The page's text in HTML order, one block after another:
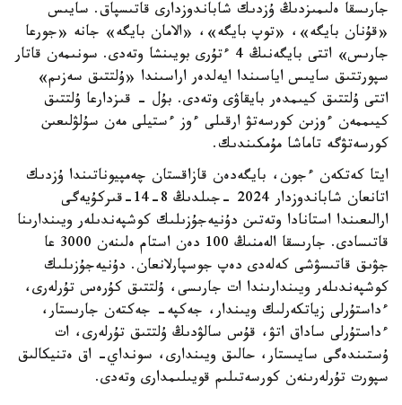
جارىسقا ەلىمىزدىڭ ۇزدىك شاباندوزدارى قاتىسپاق. سايىس
«قۇنان بايگە»، «توپ بايگە»، «الامان بايگە» جانە «جورعا
جارىس» اتتى بايگەنىڭ 4 ءتۇرى بويىنشا وتەدى. سونىمەن قاتار
سپورتتىق سايىس اياسىندا ايەلدەر اراسىندا «ۇلتتىق سەزىم»
اتتى ۇلتتىق كيىمدەر بايقاۋى وتەدى. بۇل - قىزدارعا ۇلتتىق
كيىممەن ءوزىن كورسەتۋ ارقىلى ءوز ءستيلى مەن سۇلۋلىعىن
كورسەتۋگە تاماشا مۇمكىندىك.
ايتا كەتكەن ءجون، بايگەدەن قازاقستان چەمپيوناتىندا ۇزدىك
اتانعان شاباندوزدار 2024 -جىلدىڭ 8-14-قىركۇيەگى
ارالىعىندا استانادا وتەتىن دۇنيەجۇزىلىك كوشپەندىلەر ويىندارىنا
قاتىسادى. جارىسقا الەمنىڭ 100 دەن استام ەلىنەن 3000 عا
جۋىق قاتىسۋشى كەلەدى دەپ جوسپارلانعان. دۇنيەجۇزىلىك
كوشپەندىلەر ويىندارىندا ات جارىسى، ۇلتتىق كۇرەس تۇرلەرى،
ءداستۇرلى زياتكەرلىك ويىندار، جەكپە- جەكتەن جارىستار،
ءداستۇرلى ساداق اتۋ، قۇس سالۋدىڭ ۇلتتىق تۇرلەرى، ات
ۇستىندەگى سايىستار، حالىق ويىندارى، سونداي- اق ەتنيكالىق
سپورت تۇرلەرىنەن كورسەتىلىم قويىلىمدارى وتەدى.